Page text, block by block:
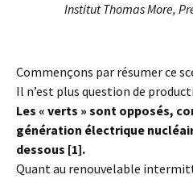
Institut Thomas More,
Commençons par résumer ce
Il n’est plus question de
Les « verts » sont opposés,
génération électrique
dessous [1].
Quant au renouvelable